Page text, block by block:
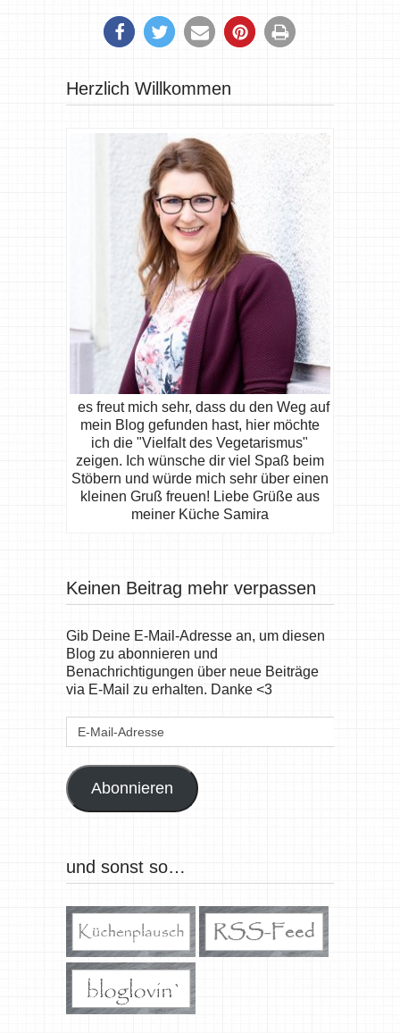
Herzlich Willkommen
es freut mich sehr, dass du den Weg auf
mein Blog gefunden hast, hier möchte
ich die "Vielfalt des Vegetarismus"
zeigen. Ich wünsche dir viel Spaß beim
Stöbern und würde mich sehr über einen
kleinen Gruß freuen! Liebe Grüße aus
meiner Küche Samira
Keinen Beitrag mehr verpassen
Gib Deine E-Mail-Adresse an, um diesen
Blog zu abonnieren und
Benachrichtigungen über neue Beiträge
via E-Mail zu erhalten. Danke <3
E-
Abonnieren
und sonst so…